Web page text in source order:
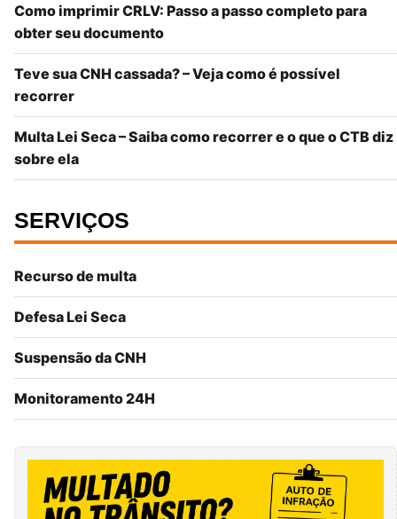
Como imprimir CRLV: Passo a passo completo para
obter seu documento
Teve sua CNH cassada? – Veja como é possível
recorrer
Multa Lei Seca – Saiba como recorrer e o que o CTB diz
sobre ela
SERVIÇOS
Recurso de multa
Defesa Lei Seca
Suspensão da CNH
Monitoramento 24H